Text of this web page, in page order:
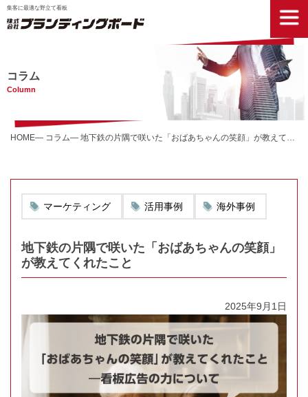
集客に最適な野立て看板
コラム
Column
HOME コラム 地下鉄の片隅で咲いた「おばあちゃんの笑顔」が教えてくれたこと
マーケティング 活用事例 海外事例
地下鉄の片隅で咲いた「おばあちゃんの笑顔」
が教えてくれたこと
2025年9月1日